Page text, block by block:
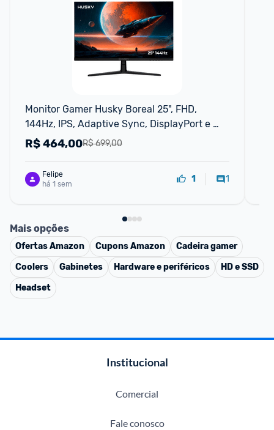
Monitor Gamer Husky Boreal 25", FHD,
144Hz, IPS, Adaptive Sync, DisplayPort e
HDMI, HDR
R$ 699,00
R$464,00
Felipe
há 1 sem
1 1
Mais opções
OfertasAmazon CuponsAmazon
Cadeira gamer
Coolers
Gabinetes Hardware e periféricos
HD e SSD
Headset
Institucional
Comercial
Fale conosco